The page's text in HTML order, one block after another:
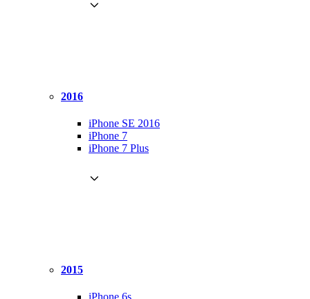
2016
iPhone SE 2016
iPhone 7
iPhone 7 Plus
2015
iPhone 6s